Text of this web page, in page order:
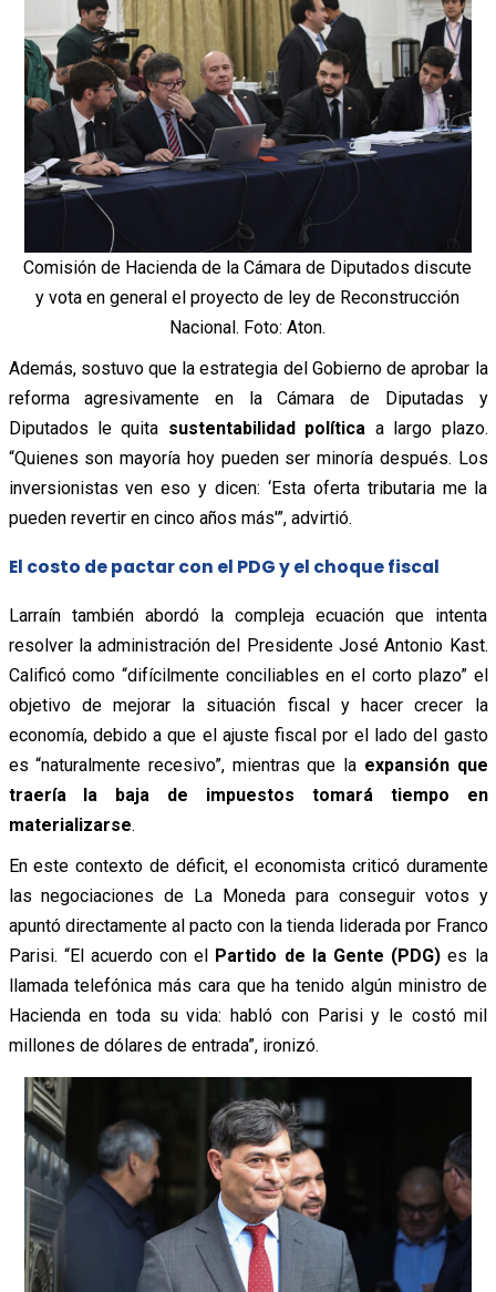
Comisión de Hacienda de la Cámara de Diputados discute
y vota en general el proyecto de ley de Reconstrucción
Nacional. Foto: Aton.
Además, sostuvo que la estrategia del Gobierno de aprobar la
reforma agresivamente en la Cámara de Diputadas y
Diputados le quita sustentabilidad política a largo plazo.
“Quienes son mayoría hoy pueden ser minoría después. Los
inversionistas ven eso y dicen: ‘Esta oferta tributaria me la
pueden revertir en cinco años más'”, advirtió.
El costo de pactar con el PDG y el choque fiscal
Larraín también abordó la compleja ecuación que intenta
resolver la administración del Presidente José Antonio Kast.
Calificó como “difícilmente conciliables en el corto plazo” el
objetivo de mejorar la situación fiscal y hacer crecer la
economía, debido a que el ajuste fiscal por el lado del gasto
es “naturalmente recesivo”, mientras que la expansión que
traería la baja de impuestos tomará tiempo en
materializarse.
En este contexto de déficit, el economista criticó duramente
las negociaciones de La Moneda para conseguir votos y
apuntó directamente al pacto con la tienda liderada por Franco
Parisi. “El acuerdo con el Partido de la Gente (PDG) es la
llamada telefónica más cara que ha tenido algún ministro de
Hacienda en toda su vida: habló con Parisi y le costó mil
millones de dólares de entrada”, ironizó.